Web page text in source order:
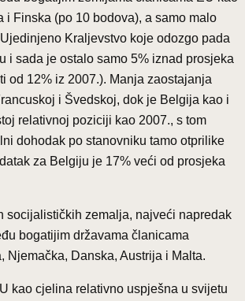
i Finska (po 10 bodova), a samo malo
Kraljevstvo koje odozgo pada
i sada je ostalo samo 5% iznad prosjeka
od 12% iz 2007.). Manja zaostajanja
i Švedskoj, dok je Belgija kao i
relativnoj poziciji kao 2007., s tom
dohodak po stanovniku tamo otprilike
za Belgiju je 17% veći od prosjeka
socijalističkih zemalja, najveći napredak
bogatijim državama članicama
Njemačka, Danska, Austrija i Malta.
kao cjelina relativno uspješna u svijetu